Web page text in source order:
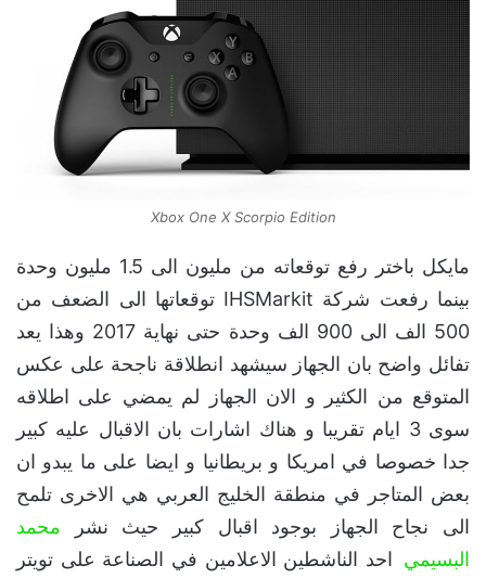
Xbox One X Scorpio Edition
مايكل باختر رفع توقعاته من مليون الى 1.5 مليون وحدة
بينما رفعت شركة IHSMarkit توقعاتها الى الضعف من
500 الف الى 900 الف وحدة حتى نهاية 2017 وهذا يعد
تفائل واضح بان الجهاز سيشهد انطلاقة ناجحة على عكس
المتوقع من الكثير و الان الجهاز لم يمضي على اطلاقه
سوى 3 ايام تقريبا و هناك اشارات بان الاقبال عليه كبير
جدا خصوصا في امريكا و بريطانيا و ايضا على ما يبدو ان
بعض المتاجر في منطقة الخليج العربي هي الاخرى تلمح
الى نجاح الجهاز بوجود اقبال كبير حيث نشر محمد
البسيمي احد الناشطين الاعلامين في الصناعة على تويتر